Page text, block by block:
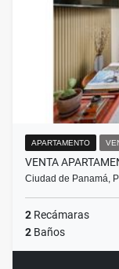
APARTAMENTO
VENTA
Ciudad de Panamá,
2 Recámaras
2 Baños